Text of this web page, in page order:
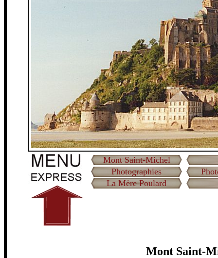
Mont Saint-Michel
Photographies
La Mère Poulard
Mont Saint-